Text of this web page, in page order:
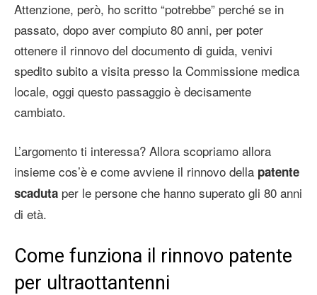
Attenzione, però, ho scritto “potrebbe” perché se in
passato, dopo aver compiuto 80 anni, per poter
ottenere il rinnovo del documento di guida, venivi
spedito subito a visita presso la Commissione medica
locale, oggi questo passaggio è decisamente
cambiato.
L’argomento ti interessa? Allora scopriamo allora
insieme cos’è e come avviene il rinnovo della patente
scaduta per le persone che hanno superato gli 80 anni
di età.
Come funziona il rinnovo patente
per ultraottantenni